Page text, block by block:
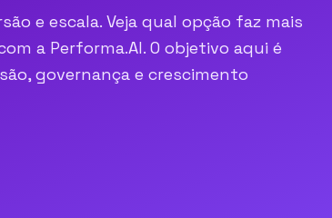
e escala. Veja qual opção faz mais
a Performa.AI. O objetivo aqui é
governança e crescimento